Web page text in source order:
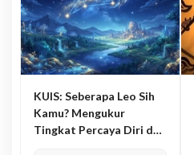
KUIS: Seberapa Leo Sih
Kamu? Mengukur
Tingkat Percaya Diri dan